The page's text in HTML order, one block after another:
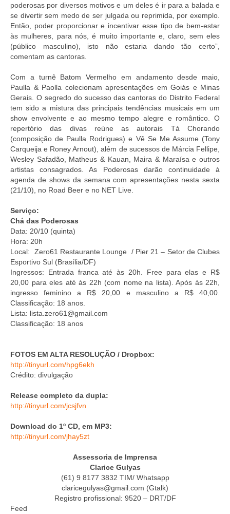
poderosas por diversos motivos e um deles é ir para a balada e
se divertir sem medo de ser julgada ou reprimida, por exemplo.
Então, poder proporcionar e incentivar esse tipo de bem-estar
às mulheres, para nós, é muito importante e, claro, sem eles
(público masculino), isto não estaria dando tão certo”,
comentam as cantoras.
Com a turnê Batom Vermelho em andamento desde maio,
Paulla & Paolla colecionam apresentações em Goiás e Minas
Gerais. O segredo do sucesso das cantoras do Distrito Federal
tem sido a mistura das principais tendências musicais em um
show envolvente e ao mesmo tempo alegre e romântico. O
repertório das divas reúne as autorais Tá Chorando
(composição de Paulla Rodrigues) e Vê Se Me Assume (Tony
Carqueija e Roney Arnout), além de sucessos de Márcia Fellipe,
Wesley Safadão, Matheus & Kauan, Maira & Maraísa e outros
artistas consagrados. As Poderosas darão continuidade à
agenda de shows da semana com apresentações nesta sexta
(21/10), no Road Beer e no NET Live.
Serviço:
Chá das Poderosas
Data: 20/10 (quinta)
Hora: 20h
Local: Zero61 Restaurante Lounge / Pier 21 – Setor de Clubes
Esportivo Sul (Brasília/DF)
Ingressos: Entrada franca até às 20h. Free para elas e R$
20,00 para eles até às 22h (com nome na lista). Após às 22h,
ingresso feminino a R$ 20,00 e masculino a R$ 40,00.
Classificação: 18 anos.
Lista: lista.zero61@gmail.com
Classificação: 18 anos
FOTOS EM ALTA RESOLUÇÃO / Dropbox:
http://tinyurl.com/hpg6ekh
Crédito: divulgação
Release completo da dupla:
http://tinyurl.com/jcsjfvn
Download do 1º CD, em MP3:
http://tinyurl.com/jhay5zt
Assessoria de Imprensa
Clarice Gulyas
(61) 9 8177 3832 TIM/ Whatsapp
claricegulyas@gmail.com (Gtalk)
Registro profissional: 9520 – DRT/DF
Feed